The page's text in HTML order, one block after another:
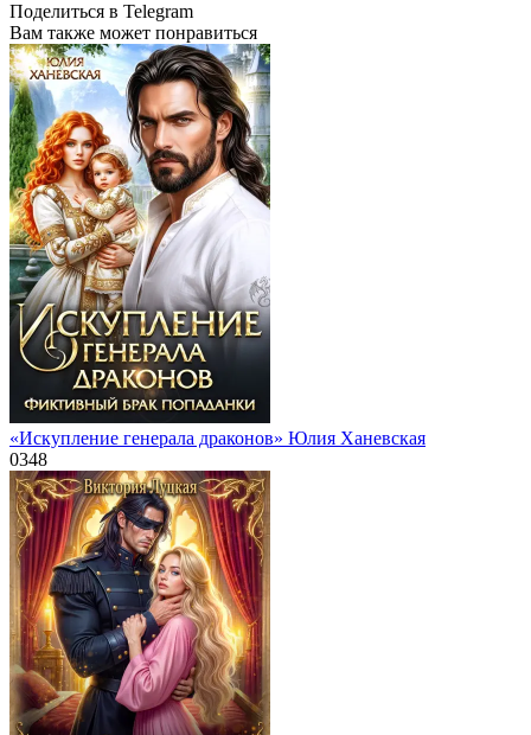
Поделиться в Telegram
Вам также может понравиться
«Искупление генерала драконов» Юлия Ханевская
0348